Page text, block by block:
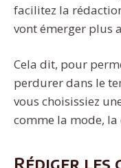
facilitez la
vont émerger plus
Cela dit, pour
perdurer dans le
vous choisissiez
comme la mode, la
Rédiger les